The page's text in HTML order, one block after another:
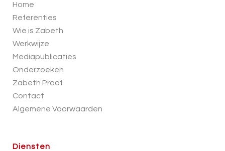
Home
Referenties
Wie is Zabeth
Werkwijze
Mediapublicaties
Onderzoeken
Zabeth Proof
Contact
Algemene Voorwaarden
Diensten